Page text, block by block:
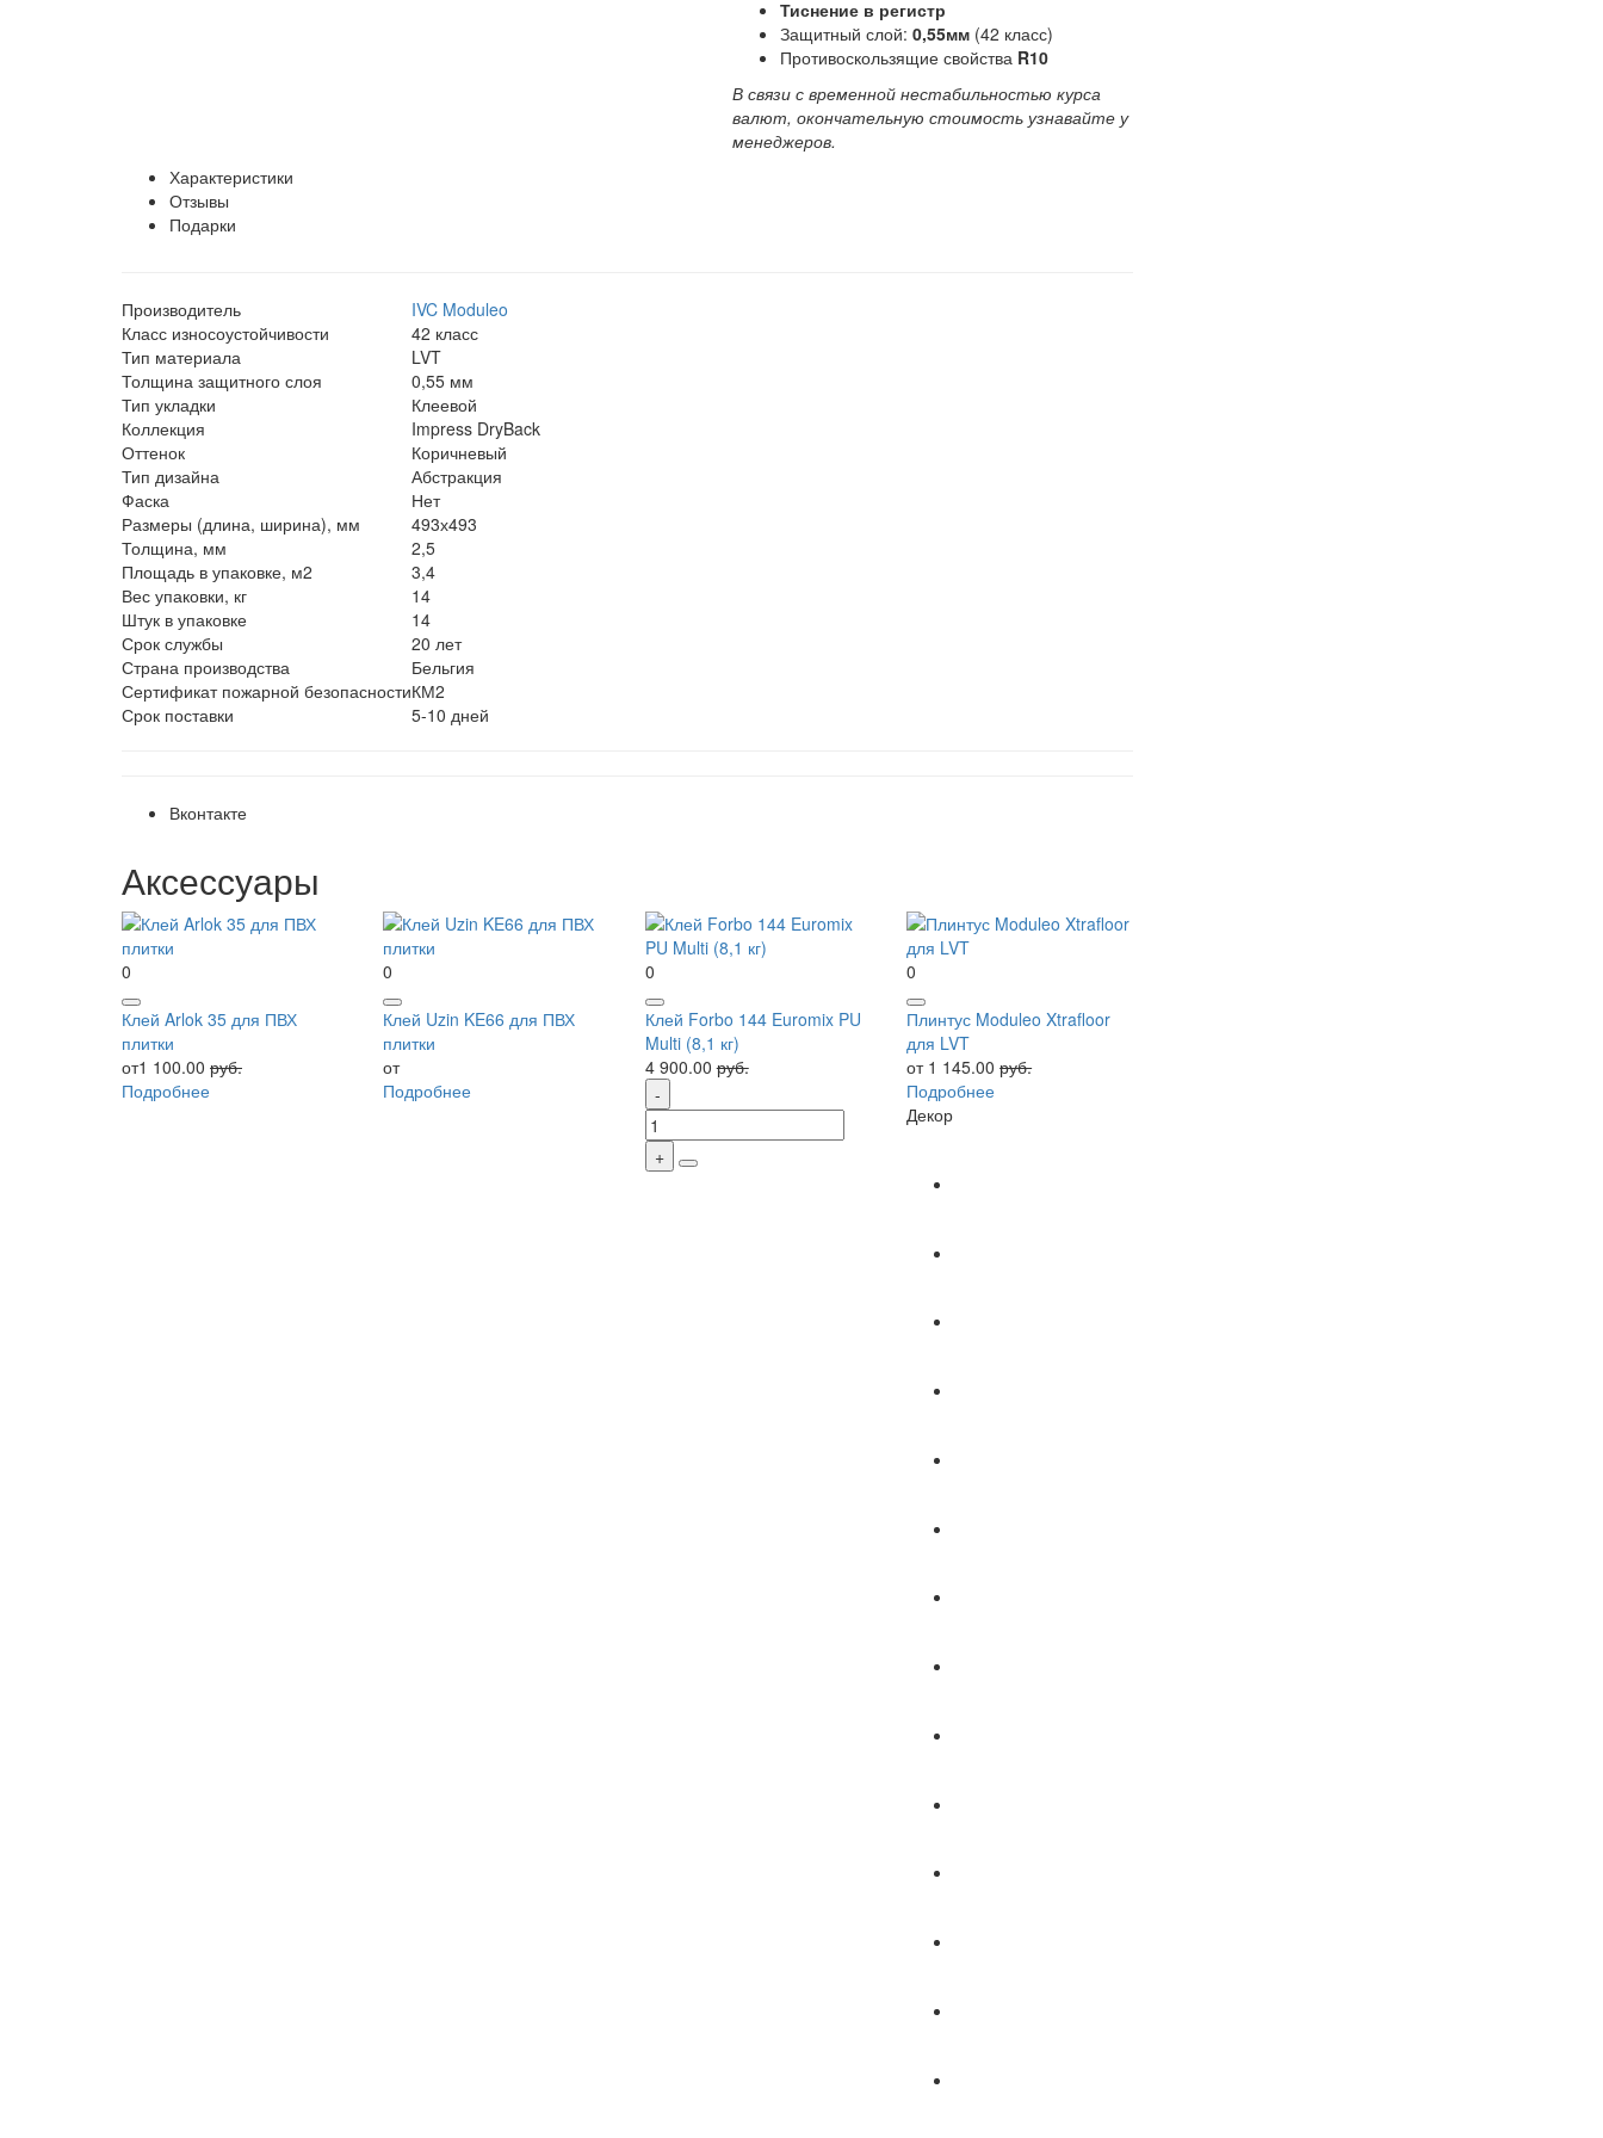
Тиснение в регистр
Защитный слой: 0,55мм(42 класс)
Противоскользящие свойства R10
В связи с временной нестабильностью курса
валют, окончательную стоимость узнавайте у
менеджеров.
Характеристики
Отзывы
Подарки
Производитель
IVC Moduleo
Класс износоустойчивости
42 класс
Тип материала
LVT
Толщина защитного слоя
0,55 мм
Тип укладки
Клеевой
Коллекция
Impress DryBack
Оттенок
Коричневый
Тип дизайна
Абстракция
Фаска
Нет
Размеры (длина, ширина), мм
493х493
Толщина, мм
2,5
Площадь в упаковке, м2
3,4
Вес упаковки, кг
14
Штук в упаковке
14
Срок службы
20 лет
Страна производства
Бельгия
Сертификат пожарной безопасностиКМ2
Срок поставки
5-10 дней
Вконтакте
Аксессуары
0
Клей Arlok 35 для ПВХ
плитки
от1 100.00 руб.
Подробнее
0
Клей Uzin KE66 для ПВХ
плитки
от
Подробнее
0
Клей Forbo 144 Euromix PU
Multi (8,1 кг)
4 900.00руб.
0
Плинтус Moduleo Xtrafloor
для LVT
от 1 145.00руб.
Подробнее
Декор